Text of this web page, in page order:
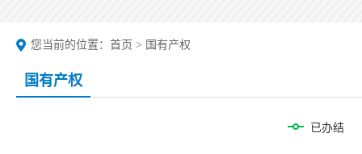
您当前的位置： 首页 > 国有产权
国有产权
已办结